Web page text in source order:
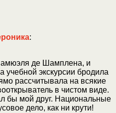
:
де Шамплена, и
учебной экскурсии бродила
рассчитывала на всякие
в чистом виде.
бы мой друг. Национальные
дело, как ни крути!